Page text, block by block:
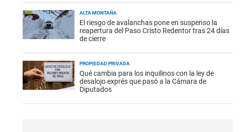
ALTA MONTAÑA
El riesgo de avalanchas pone en suspenso la
reapertura del Paso Cristo Redentor tras 24 días
de cierre
PROPIEDAD PRIVADA
Qué cambia para los inquilinos con la ley de
desalojo exprés que pasó a la Cámara de
Diputados